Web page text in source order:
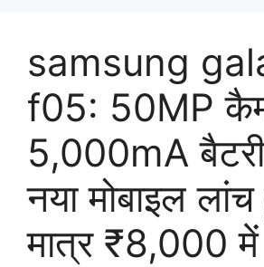
samsung
f05: 50MP
5,000mA बैटरी
नया मोबाइल
मात्र ₹8,000 में